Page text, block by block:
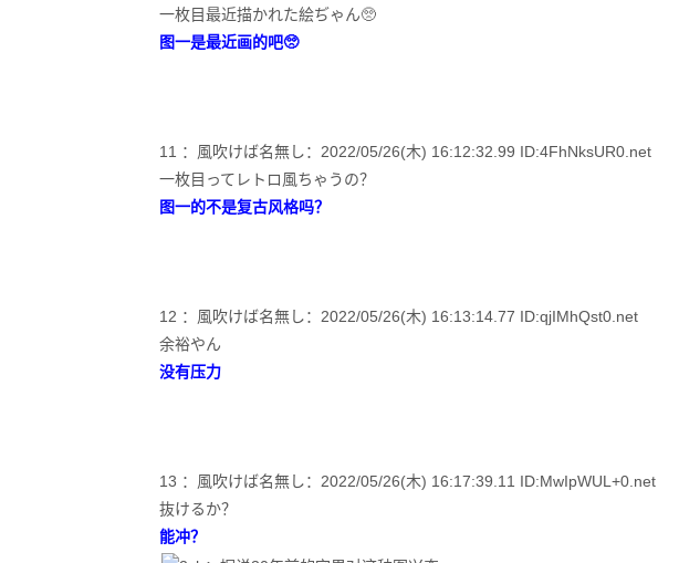
一枚目最近描かれた絵ぢゃん🥺
图一是最近画的吧🥺
11 ：風吹けば名無し：2022/05/26(木) 16:12:32.99 ID:4FhNksUR0.net
一枚目ってレトロ風ちゃうの？
图一的不是复古风格吗？
12 ：風吹けば名無し：2022/05/26(木) 16:13:14.77 ID:qjIMhQst0.net
余裕やん
没有压力
13 ：風吹けば名無し：2022/05/26(木) 16:17:39.11 ID:MwIpWUL+0.net
抜けるか？
能冲？